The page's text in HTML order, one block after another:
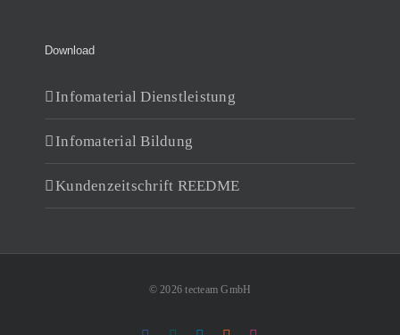
Download
Infomaterial Dienstleistung
Infomaterial Bildung
Kundenzeitschrift REEDME
© 2026 tecteam GmbH